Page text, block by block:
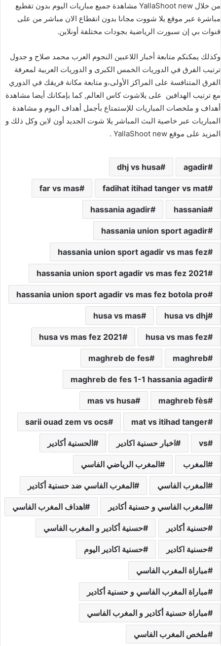
من خلال YallaShoot new مشاهدة جميع مباريات اليوم بدون تقطيع
مباشرة عبر موقع يلا شووت مجانا بدون انقطاع الان مباشر من على
قنوات بي إن سبورت الرياضية بجودات مختلفة أونلاين.
وكذلك يمكنكم متابعة أخبار اللاعبين النجوم العرب محمد صلاح و جدول
ترتيب الفرق في الدوريات الخمس الكبرى و الدوريات العربية لمعرفة
الفرق المتنافسة على المراكز الأولى،و متابعة مكانة فريقك في الدوري
مع ترتيب الهدافين على يلاشوت كاس العالم, كما بإمكانك أيضا مشاهدة
أهداف و ملخصات المباريات للإستمتاع بأجمل أهداف اليوم و مشاهدة
المباريات عبر خاصية البث المباشر يلا شوت الجديد أون لاين وكل ذلك و
المزيد على موقع YallaShoot new .
agadir
dhj vs husa
fadihat itihad tanger vs mat
far vs mas
hassania
hassania agadir
hassania union sport agadir
hassania union sport agadir vs mas fez
hassania union sport agadir vs mas fez 2021
hassania union sport agadir vs mas fez botola pro
husa vs dhj
husa vs mas
husa vs mas fez
husa vs mas fez 2021
maghreb
maghreb de fes
maghreb de fes 1-1 hassania agadir
maghreb fès
mas vs husa
mat vs itihad tanger
sarii ouad zem vs ocs
vs اخبار حسنية اكادير الحسنية أكادير
المغرب المغرب الرياضي الفاسي
المغرب الفاسي المغرب الفاسي ضد حسنية أكادير
المغرب الفاسي و حسنية أكادير اهداف المغرب الفاسي
حسنية أكادير حسنية أكادير و المغرب الفاسي
حسنية اكادير حسنية اكادير اليوم
مباراة المغرب الفاسي
مباراة المغرب الفاسي و حسنية أكادير
مباراة حسنية أكادير و المغرب الفاسي
ملخص المغرب الفاسي